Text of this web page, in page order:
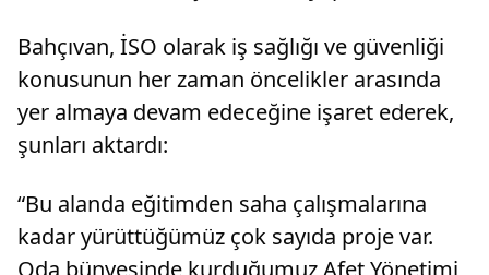
Bahçıvan, İSO olarak iş sağlığı ve güvenliği
konusunun her zaman öncelikler arasında
yer almaya devam edeceğine işaret ederek,
şunları aktardı:
“Bu alanda eğitimden saha çalışmalarına
kadar yürüttüğümüz çok sayıda proje var.